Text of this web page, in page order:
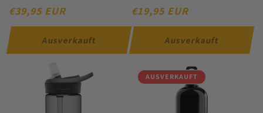
NORMALER
PREIS
€39,95 EUR
Ausverkauft
NORMALER
PREIS
€19,95 EUR
Ausverkauft
AUSVERKAUFT